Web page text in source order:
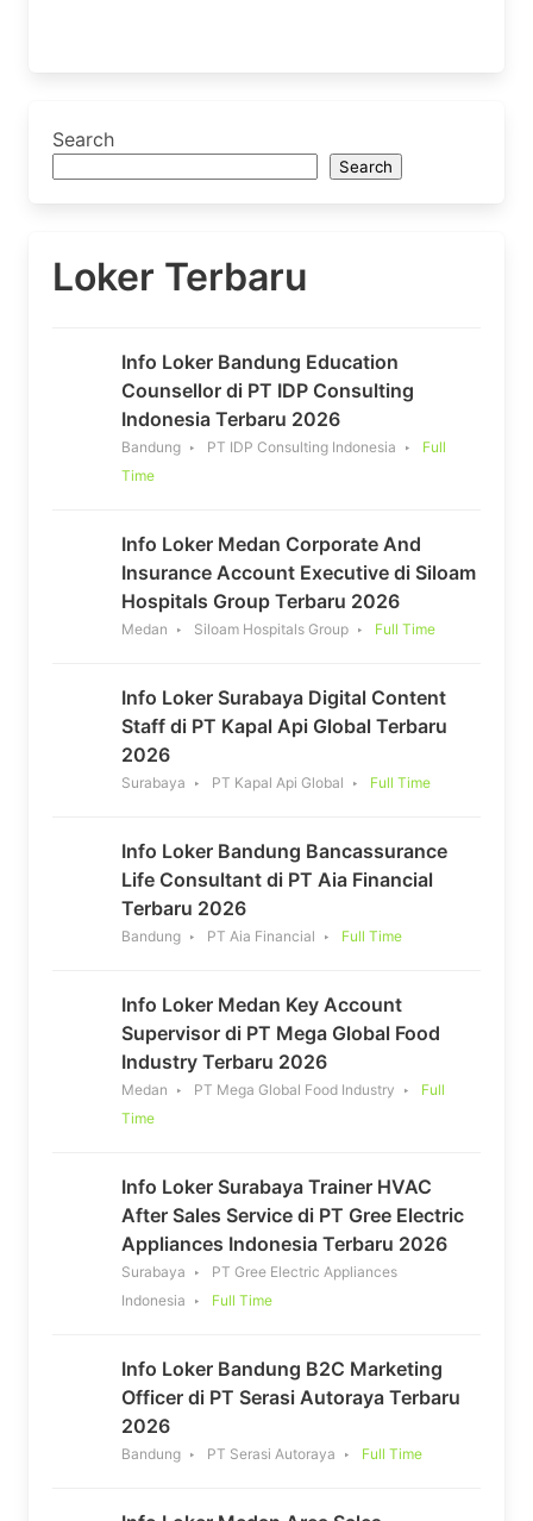
Search
Search
Loker Terbaru
Info Loker Bandung Education
Counsellor di PT IDP Consulting
Indonesia Terbaru 2026
Bandung PT IDP Consulting Indonesia
Full
Time
Info Loker Medan Corporate And
Insurance Account Executive di Siloam
Hospitals Group Terbaru 2026
Medan Siloam Hospitals Group Full Time
Info Loker Surabaya Digital Content
Staff di PT Kapal Api Global Terbaru
2026
Surabaya PT Kapal Api Global Full Time
Info Loker Bandung Bancassurance
Life Consultant di PT Aia Financial
Terbaru 2026
Bandung PT Aia Financial Full Time
Info Loker Medan Key Account
Supervisor di PT Mega Global Food
Industry Terbaru 2026
Medan PT Mega Global Food Industry
Full
Time
Info Loker Surabaya Trainer HVAC
After Sales Service di PT Gree Electric
Appliances Indonesia Terbaru 2026
Surabaya
PT Gree Electric Appliances
Indonesia
Full Time
Info Loker Bandung B2C Marketing
Officer di PT Serasi Autoraya Terbaru
2026
Bandung PT Serasi Autoraya Full Time